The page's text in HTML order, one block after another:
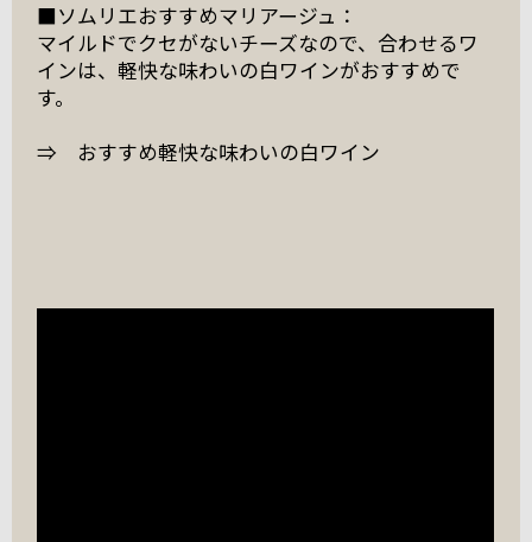
■ソムリエおすすめマリアージュ：
マイルドでクセがないチーズなので、合わせるワ
インは、軽快な味わいの白ワインがおすすめで
す。
⇒ おすすめ軽快な味わいの白ワイン